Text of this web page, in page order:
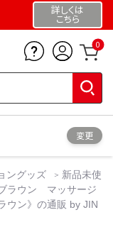
詳しくは
こちら
0
変更
ングッズ
新品未使
ラウン マッサージ
ウン》の通販 by JIN